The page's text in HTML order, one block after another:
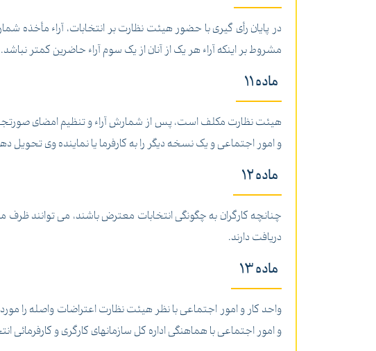
در پایان رأی گیری با حضور هیئت نظارت بر انتخابات، آراء مأخذه
مشروط بر اینکه آراء هر یک از آنان از یک سوم آراء حاضرین کمتر نباشد.
ماده 11
هیئت نظارت مکلف است، پس از شمارش آراء و تنظیم امضای
و امور اجتماعی و یک نسخه دیگر را به کارفرما یا نماینده وی تحویل
ماده 12
چنانچه کارگران به چگونگی انتخابات معترض باشند، می توانند ظرف
دریافت دارند.
ماده 13
واحد کار و امور اجتماعی با نظر هیئت نظارت اعتراضات واصله
و امور اجتماعی با هماهنگی اداره کل سازمانهای کارگری و کارفرمائی انتخابات را ابطال و به ترتیب مقرر